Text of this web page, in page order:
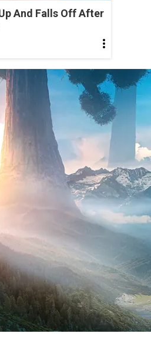
And Falls Off After